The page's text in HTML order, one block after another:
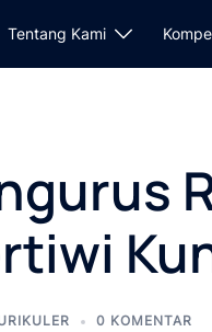
Tentang Kami
0 KOMENTAR